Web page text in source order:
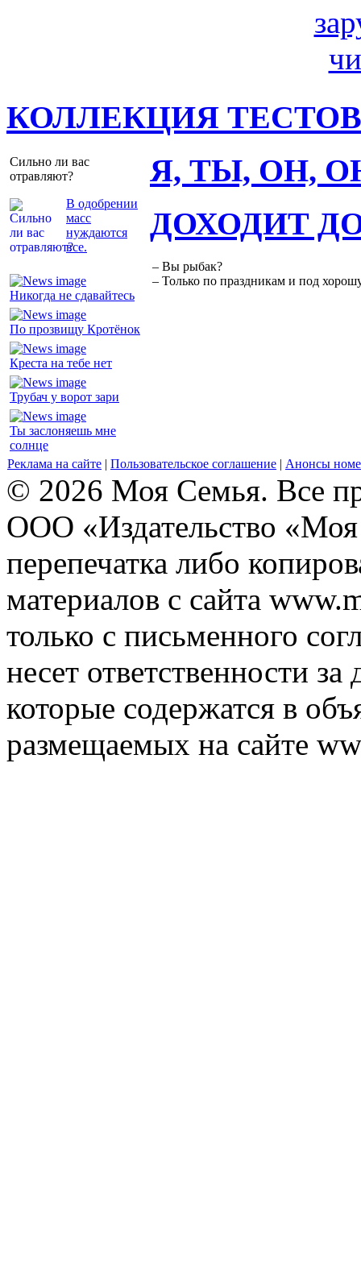
КОЛЛЕКЦИЯ ТЕСТОВ
Сильно ли вас
отравляют?
В одобрении
масс
нуждаются
все.
Я, ТЫ, ОН,
Никогда не сдавайтесь
По прозвищу Кротёнок
Креста на тебе нет
Трубач у ворот зари
Ты заслоняешь мне
солнце
ДОХОДИТ
– Вы рыбак?
– Только по праздникам и под
Реклама на сайте | Пользовательское соглашение | Анонсы
© 2026 Моя Семья. Все
ООО «Издательство
перепечатка либо
материалов с сайта
только с письменного
несет ответственности
которые содержатся в
размещаемых на сайте